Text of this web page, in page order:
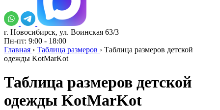
г. Новосибирск, ул. Воинская 63/3
Пн-пт: 9:00 - 18:00
Главная › Таблица размеров › Таблица размеров детской
одежды KotMarKot
Таблица размеров детской
одежды KotMarKot